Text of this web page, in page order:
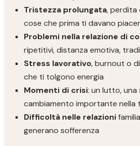
Tristezza prolungata, perdita
cose che prima ti davano
Problemi nella relazione di
ripetitivi, distanza emotiva,
Stress lavorativo, burnout o
che ti tolgono energia
Momenti di crisi: un lutto, una
cambiamento importante nella
Difficoltà nelle relazioni
generano sofferenza